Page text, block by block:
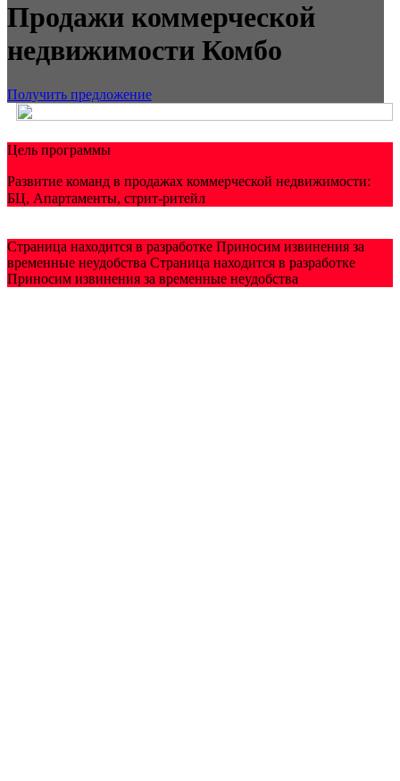
Продажи коммерческой
недвижимости Комбо
Получить предложение
Цель программы
Развитие команд в продажах коммерческой недвижимости:
БЦ, Апартаменты, стрит-ритейл
Страница находится в разработке Приносим извинения за
временные неудобства Страница находится в разработке
Приносим извинения за временные неудобства